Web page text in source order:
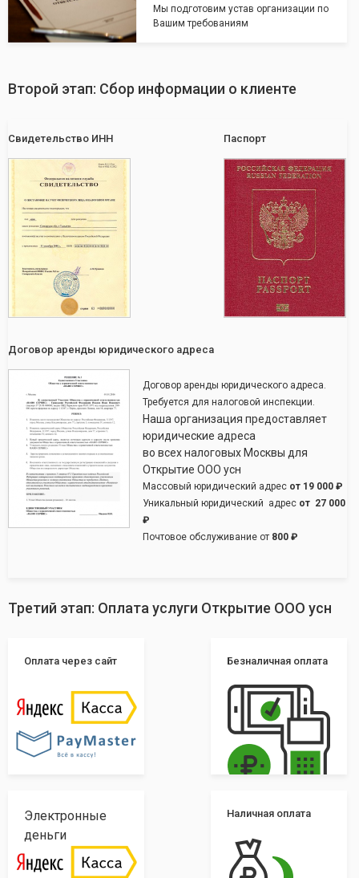
Мы подготовим устав организации по
Вашим требованиям
Второй этап: Сбор информации о клиенте
Свидетельство ИНН Паспорт
Договор аренды юридического адреса
Договор аренды юридического адреса.
Требуется для налоговой инспекции.
Наша организация предоставляет
юридические адреса
во всех налоговых Москвы для
Открытие ООО усн
Массовый юридический адрес от 19 000 ₽
Уникальный юридический адрес от 27 000
₽
Почтовое обслуживание от 800 ₽
Третий этап: Оплата услуги Открытие ООО усн
Оплата через сайт Безналичная оплата
Электронные
деньги
Наличная оплата